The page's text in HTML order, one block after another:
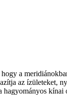
a
az ízületeket,
hagyományos kínai